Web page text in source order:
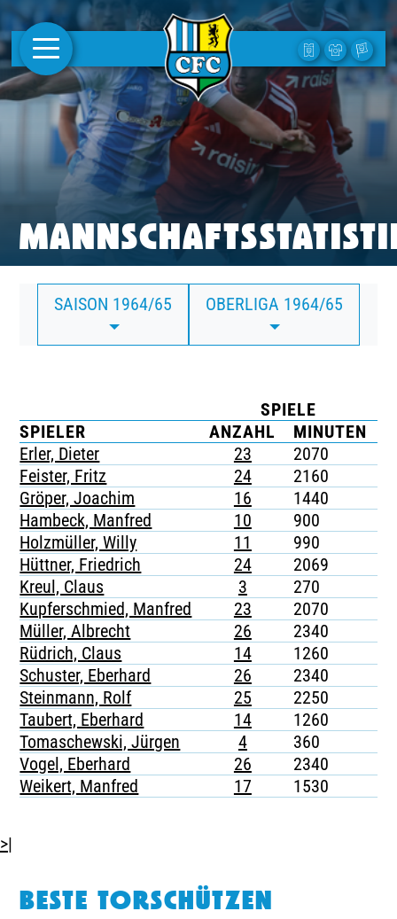
AKTUELLES
1. MANNSCHAFT
FRAUEN
CAMPUS
CLUB
CLUBMITGLIEDSCHAFT
BUSINESS
TICKETING
SAISON 1964/65 OBERLIGA 1964/65
SPIELE
SPIELER
ANZAHL MINUTEN
Erler, Dieter
23 2070
Feister, Fritz
24 2160
Gröper, Joachim
16 1440
Hambeck, Manfred
10 900
Holzmüller, Willy
11 990
Hüttner, Friedrich
24 2069
Kreul, Claus
3 270
Kupferschmied, Manfred
23 2070
Müller, Albrecht
26 2340
Rüdrich, Claus
14 1260
Schuster, Eberhard
26 2340
Steinmann, Rolf
25 2250
Taubert, Eberhard
14 1260
Tomaschewski, Jürgen
4 360
Vogel, Eberhard
26 2340
Weikert, Manfred
17 1530
>|
BESTE TORSCHÜTZEN